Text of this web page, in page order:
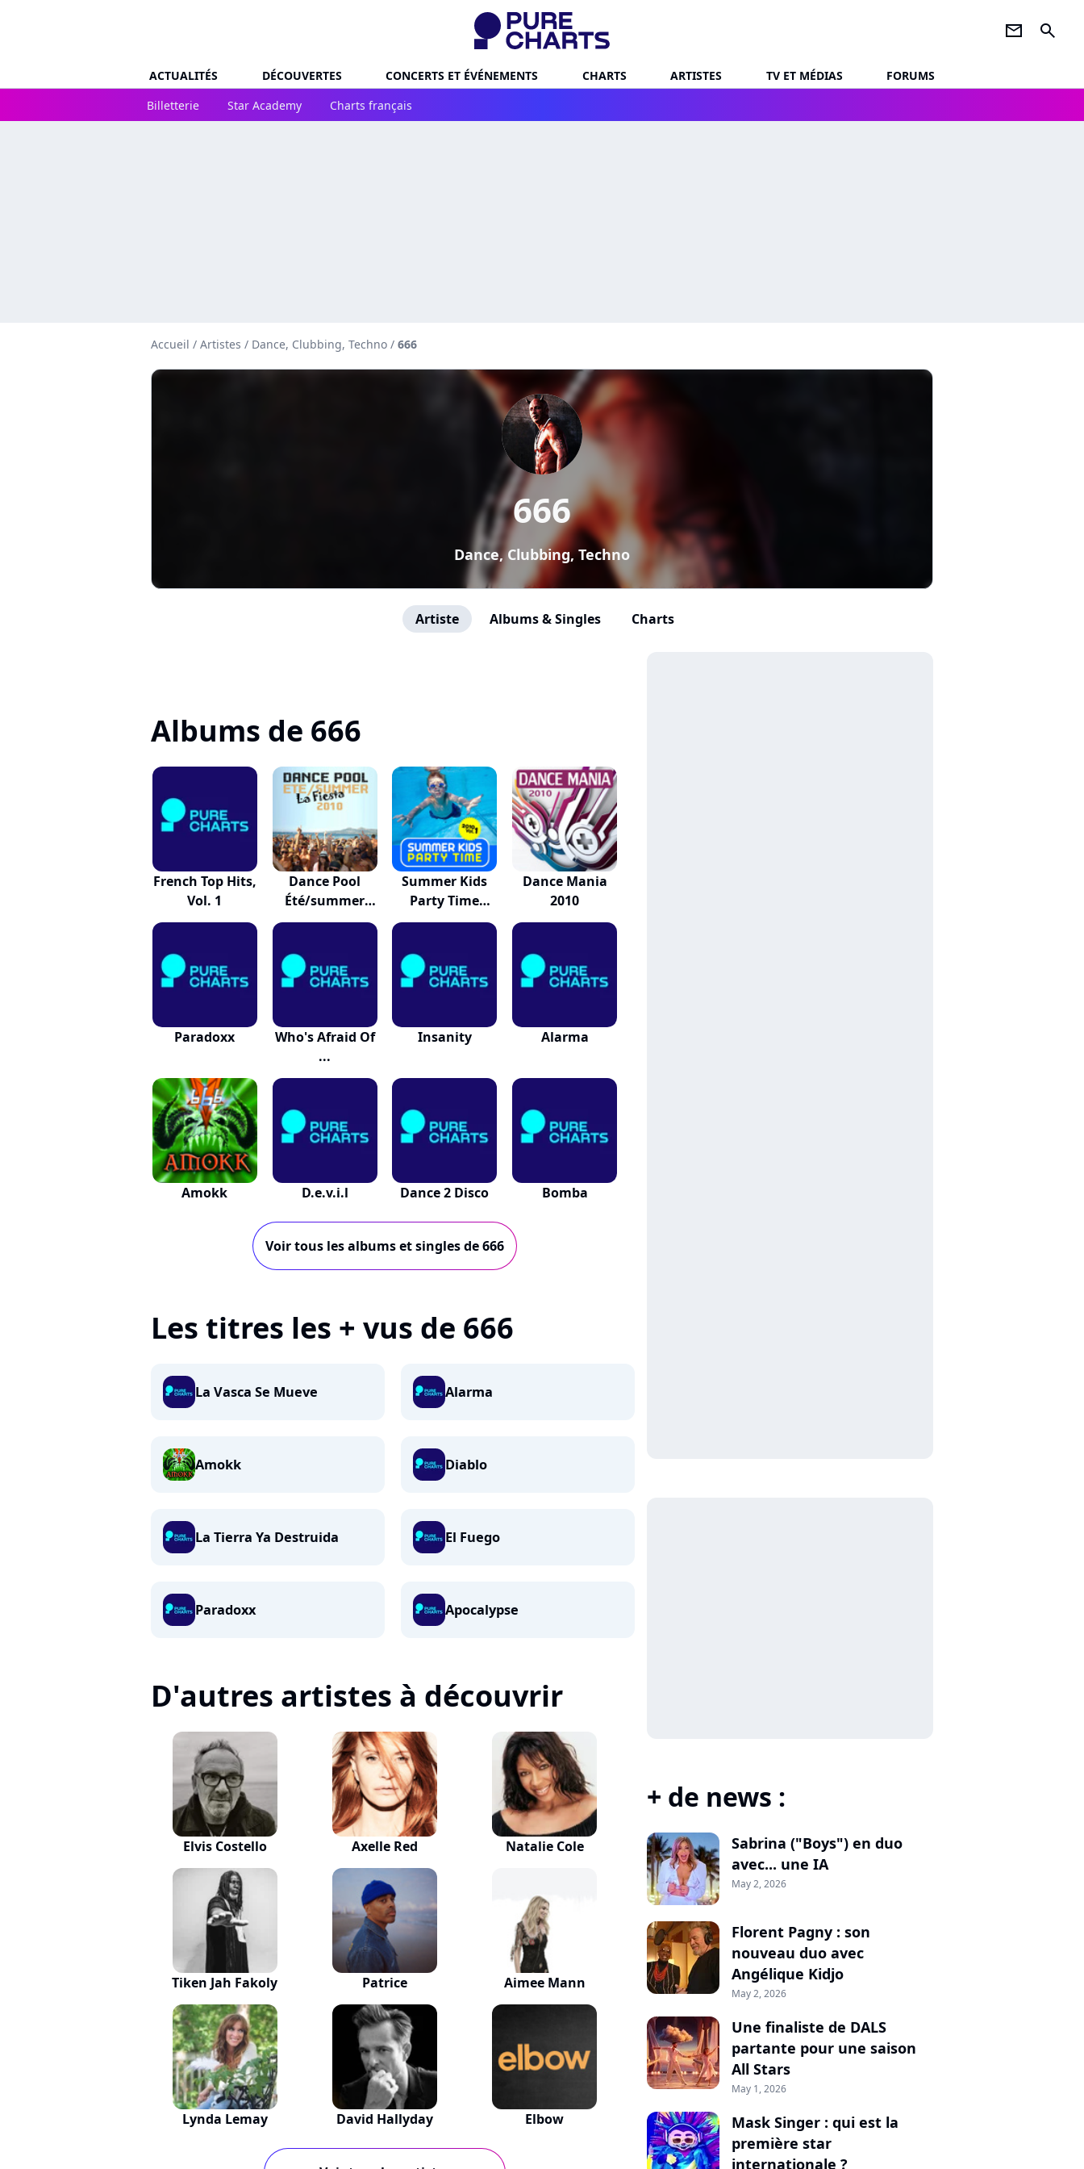
newsletter search
ACTUALITÉS DÉCOUVERTES CONCERTS ET ÉVÉNEMENTS CHARTS ARTISTES TV ET MÉDIAS
FORUMS
Billetterie
Star Academy Charts français
Accueil / Artistes / Dance, Clubbing, Techno / 666
666
Dance, Clubbing, Techno
Artiste Albums & Singles Charts
Albums de 666
French Top Hits,
Vol. 1
Dance Pool
Été/summer
2010 La...
Summer Kids
Party Time
2010,...
Dance Mania
2010
Paradoxx
Who's Afraid Of
...
Insanity Alarma
Amokk D.e.v.i.l Dance 2 Disco Bomba
Voir tous les albums et singles de 666
Les titres les + vus de 666
La Vasca Se Mueve Alarma
Amokk Diablo
La Tierra Ya Destruida El Fuego
Paradoxx Apocalypse
D'autres artistes à découvrir
Elvis Costello Axelle Red Natalie Cole
Tiken Jah Fakoly Patrice Aimee Mann
Lynda Lemay David Hallyday Elbow
+ de news :
Sabrina ("Boys") en duo
avec... une IA
May 2, 2026
Florent Pagny : son
nouveau duo avec
Angélique Kidjo
May 2, 2026
Une finaliste de DALS
partante pour une saison
All Stars
May 1, 2026
Mask Singer : qui est la
première star
internationale ?